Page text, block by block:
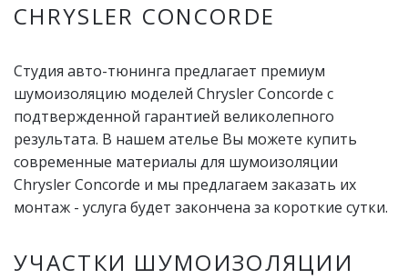
CHRYSLER CONCORDE
Студия авто-тюнинга предлагает премиум
шумоизоляцию моделей Chrysler Concorde с
подтвержденной гарантией великолепного
результата. В нашем ателье Вы можете купить
современные материалы для шумоизоляции
Chrysler Concorde и мы предлагаем заказать их
монтаж - услуга будет закончена за короткие сутки.
УЧАСТКИ ШУМОИЗОЛЯЦИИ